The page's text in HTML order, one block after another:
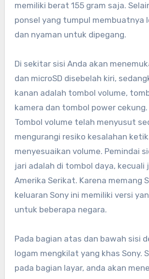
memiliki berat 155 gram saja.
ponsel yang tumpul membuatnya
dan nyaman untuk dipegang.
Di sekitar sisi Anda akan
dan microSD disebelah kiri,
kanan adalah tombol volume,
kamera dan tombol power cekung.
Tombol volume telah menyusut
mengurangi resiko kesalahan
menyesuaikan volume. Pemindai
jari adalah di tombol daya, kecuali
Amerika Serikat. Karena memang
keluaran Sony ini memiliki versi
untuk beberapa negara.
Pada bagian atas dan bawah sisi
logam mengkilat yang khas Sony.
pada bagian layar, anda akan